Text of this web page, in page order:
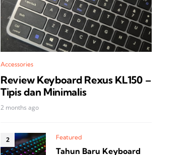
Accessories
Review Keyboard Rexus KL150 –
Tipis dan Minimalis
2 months ago
Featured
Tahun Baru Keyboard